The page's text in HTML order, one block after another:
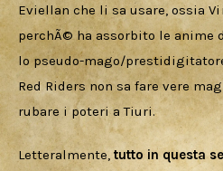
Eviellan che li sa usare, ossia
perchÃ© ha assorbito le
lo pseudo-mago/
Red Riders non sa fare vere
rubare i poteri a Tiuri.
Letteralmente, tutto in questa